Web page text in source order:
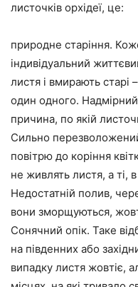
листочків орхідеї, це:
природне старіння.
індивідуальний
листя і вмирають
один одного.
причина, по якій
Сильно
повітрю до коріння
не живлять листя, а ті,
Недостатній полив,
вони зморщуються,
Сонячний опік. Таке
на південних або
випадку листя жовтіє,